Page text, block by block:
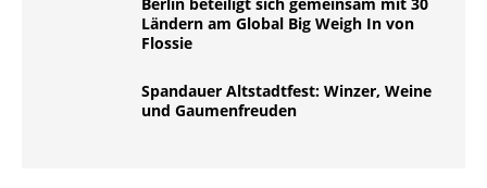
Ländern am Global Big Weigh In von
Flossie
Spandauer Altstadtfest: Winzer, Weine
und Gaumenfreuden